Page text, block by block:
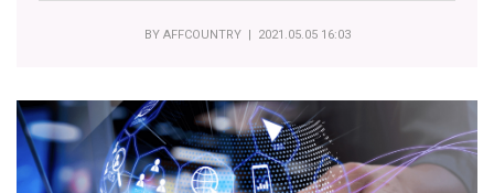
BY AFFCOUNTRY| 2021.05.05 16:03